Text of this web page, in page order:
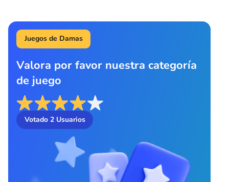
Juegos de Damas
Valora por favor nuestra categoría
de juego
Votado 2Usuarios